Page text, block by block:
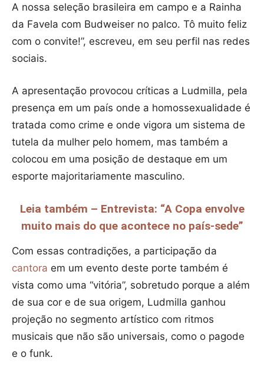
A nossa seleção brasileira em campo e a Rainha
da Favela com Budweiser no palco. Tô muito feliz
com o convite!”, escreveu, em seu perfil nas redes
sociais.
A apresentação provocou críticas a Ludmilla, pela
presença em um país onde a homossexualidade é
tratada como crime e onde vigora um sistema de
tutela da mulher pelo homem, mas também a
colocou em uma posição de destaque em um
esporte majoritariamente masculino.
Leia também – Entrevista: “A Copa envolve
muito mais do que acontece no país-sede”
Com essas contradições, a participação da
cantora em um evento deste porte também é
vista como uma “vitória”, sobretudo porque a além
de sua cor e de sua origem, Ludmilla ganhou
projeção no segmento artístico com ritmos
musicais que não são universais, como o pagode
e o funk.